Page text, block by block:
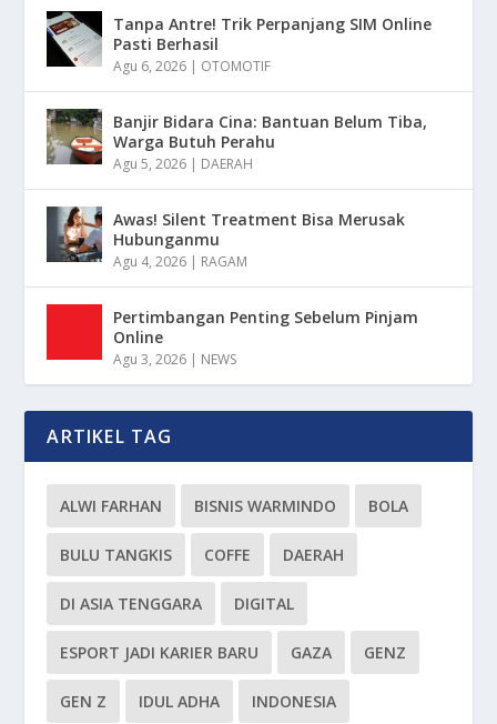
Tanpa Antre! Trik Perpanjang SIM Online
Pasti Berhasil
Agu 6, 2026 | OTOMOTIF
Banjir Bidara Cina: Bantuan Belum Tiba,
Warga Butuh Perahu
Agu 5, 2026 | DAERAH
Awas! Silent Treatment Bisa Merusak
Hubunganmu
Agu 4, 2026 | RAGAM
Pertimbangan Penting Sebelum Pinjam
Online
Agu 3, 2026 | NEWS
ARTIKEL TAG
ALWI FARHAN BISNIS WARMINDO BOLA
BULU TANGKIS COFFE DAERAH
DI ASIA TENGGARA DIGITAL
ESPORT JADI KARIER BARU GAZA GENZ
GEN Z IDUL ADHA INDONESIA